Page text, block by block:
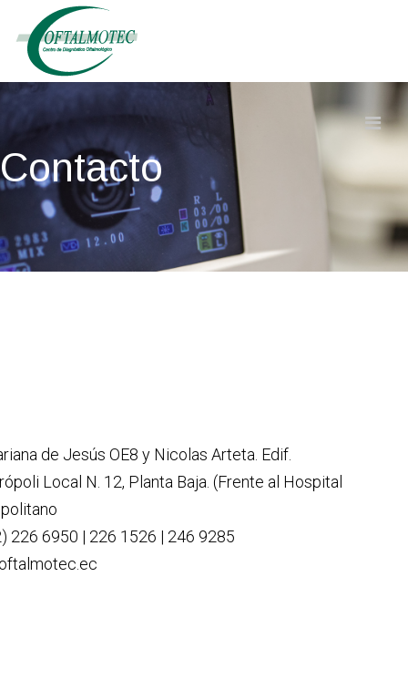
Contacto
de Jesús OE8 y Nicolas Arteta. Edif.
Local N. 12, Planta Baja. (Frente al Hospital
226 6950 | 226 1526 | 246 9285